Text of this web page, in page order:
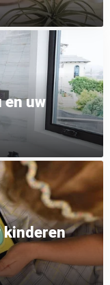
en uw
kinderen